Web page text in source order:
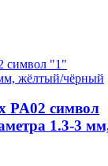
PA02 символ
1.3-3